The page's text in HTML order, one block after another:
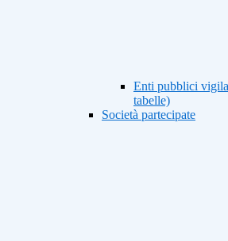
Enti pubblici
tabelle)
Società partecipate